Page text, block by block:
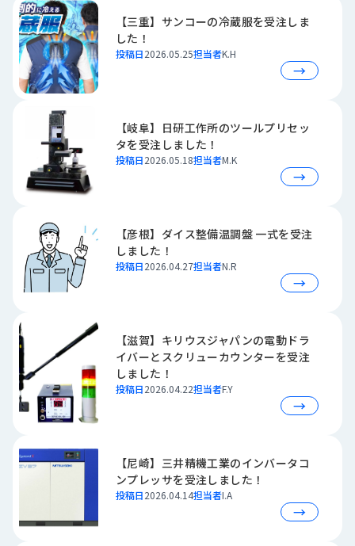
取
扱
メ
ー
カ
ら
採
お
い
せ
メ
ル
マ
ガ
録
【三重】サンコーの冷蔵服を受注しま
した！
投稿日2026.05.25担当者K.H
→
【岐阜】日研工作所のツールプリセッ
タを受注しました！
投稿日2026.05.18担当者M.K
→
【彦根】ダイス整備温調盤 一式を受注
しました！
投稿日2026.04.27担当者N.R
→
【滋賀】キリウスジャパンの電動ドラ
イバーとスクリューカウンターを受注
しました！
投稿日2026.04.22担当者F.Y
→
【尼崎】三井精機工業のインバータコ
ンプレッサを受注しました！
投稿日2026.04.14担当者I.A
→